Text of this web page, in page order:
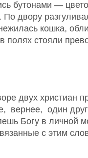
бутонами —
двору
кошка,
полях стояли
двух христиан
вернее, один
Богу в личной
с этим